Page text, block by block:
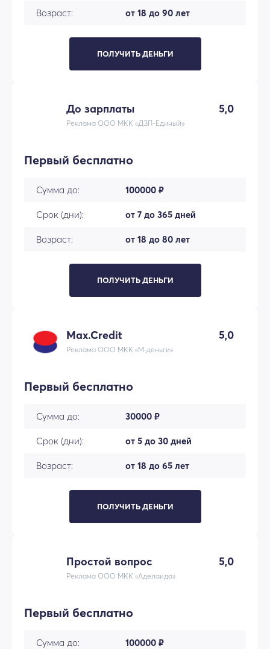
Возраст: от 18 до 90 лет
ПОЛУЧИТЬ ДЕНЬГИ
До зарплаты 5,0
Реклама ООО МКК «ДЗП-Единый»
Первый бесплатно
Сумма до: 100000 ₽
Срок (дни): от 7 до 365 дней
Возраст: от 18 до 80 лет
ПОЛУЧИТЬ ДЕНЬГИ
Max.Credit 5,0
Реклама ООО МКК «М-деньги»
Первый бесплатно
Сумма до: 30000 ₽
Срок (дни): от 5 до 30 дней
Возраст: от 18 до 65 лет
ПОЛУЧИТЬ ДЕНЬГИ
Простой вопрос 5,0
Реклама ООО МКК «Аделаида»
Первый бесплатно
Сумма до: 100000 ₽